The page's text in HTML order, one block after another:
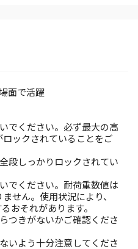
面で活躍
でください。必ず最大の高
ックされていることをご
段しっかりロックされてい
でください。耐荷重数値は
せん。使用状況により、
おそれがあります。
つきがないかご確認くださ
いよう十分注意してくださ